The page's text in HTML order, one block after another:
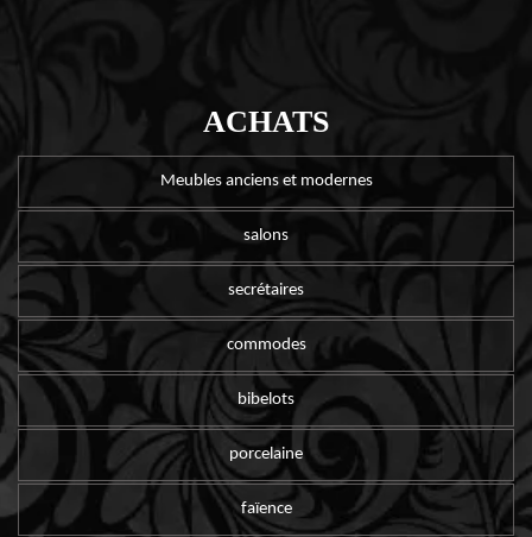
ACHATS
Meubles anciens et modernes
salons
secrétaires
commodes
bibelots
porcelaine
faïence